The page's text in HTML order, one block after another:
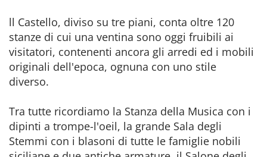
ll Castello, diviso su tre piani, conta oltre 120
stanze di cui una ventina sono oggi fruibili ai
visitatori, contenenti ancora gli arredi ed i mobili
originali dell'epoca, ognuna con uno stile
diverso.
Tra tutte ricordiamo la Stanza della Musica con i
dipinti a trompe-l'oeil, la grande Sala degli
Stemmi con i blasoni di tutte le famiglie nobili